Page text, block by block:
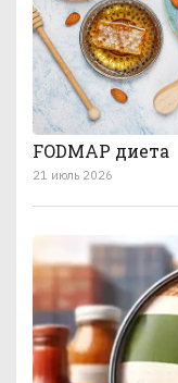
FODMAP диета
21 июль 2026